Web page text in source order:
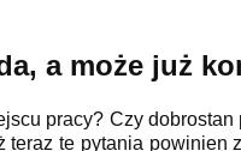
a może już
pracy? Czy
te pytania